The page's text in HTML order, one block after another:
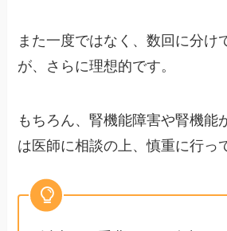
また一度ではなく、数回に分け
が、さらに理想的です。
もちろん、腎機能障害や腎機能
は医師に相談の上、慎重に行っ